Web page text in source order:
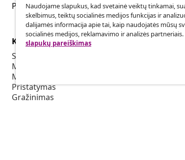
Pateikite prašymą atsisakyti užsakymo.
Klientų aptarnavimas
Sekti savo užsakymą
Mano paskyra
Mokėjimas
Pristatymas
Grąžinimas
Naudojame slapukus, kad svetainė veiktų tinkamai,
skelbimus, teiktų socialinės medijos funkcijas ir
dalijamės informacija apie tai, kaip naudojatės mūsų
socialinės medijos, reklamavimo ir analizės partneriais.
slapukų pareiškimas